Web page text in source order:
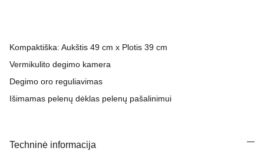
Kompaktiška: Aukštis 49 cm x Plotis 39 cm
Vermikulito degimo kamera
Degimo oro reguliavimas
Išimamas pelenų dėklas pelenų pašalinimui
Techninė informacija